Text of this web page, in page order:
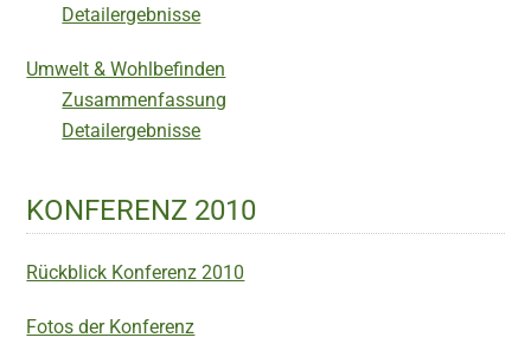
Detailergebnisse
Umwelt & Wohlbefinden
Zusammenfassung
Detailergebnisse
KONFERENZ 2010
Rückblick Konferenz 2010
Fotos der Konferenz